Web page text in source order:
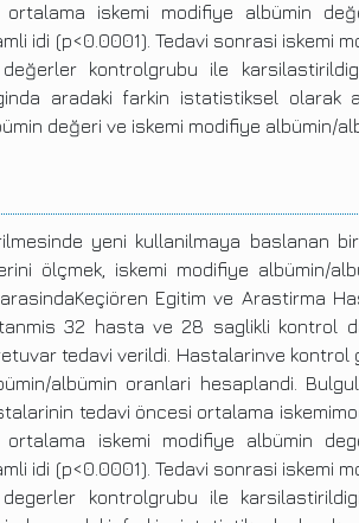
iskemi modifiye albümin
idi (p<0.0001). Tedavi sonrasi iskemi
kontrolgrubu ile
aradaki farkin istatistiksel olarak
değeri ve iskemi modifiye albümin/
yeni kullanilmaya baslanan
ölçmek, iskemi modifiye albümin/
Egitim ve Arastirma
32 hasta ve 28 saglikli kontrol
tedavi verildi. Hastalarinve kontrol
albümin oranlari hesaplandi.
tedavi öncesi ortalama
iskemi modifiye albümin
idi (p<0.0001). Tedavi sonrasi iskemi
kontrolgrubu ile